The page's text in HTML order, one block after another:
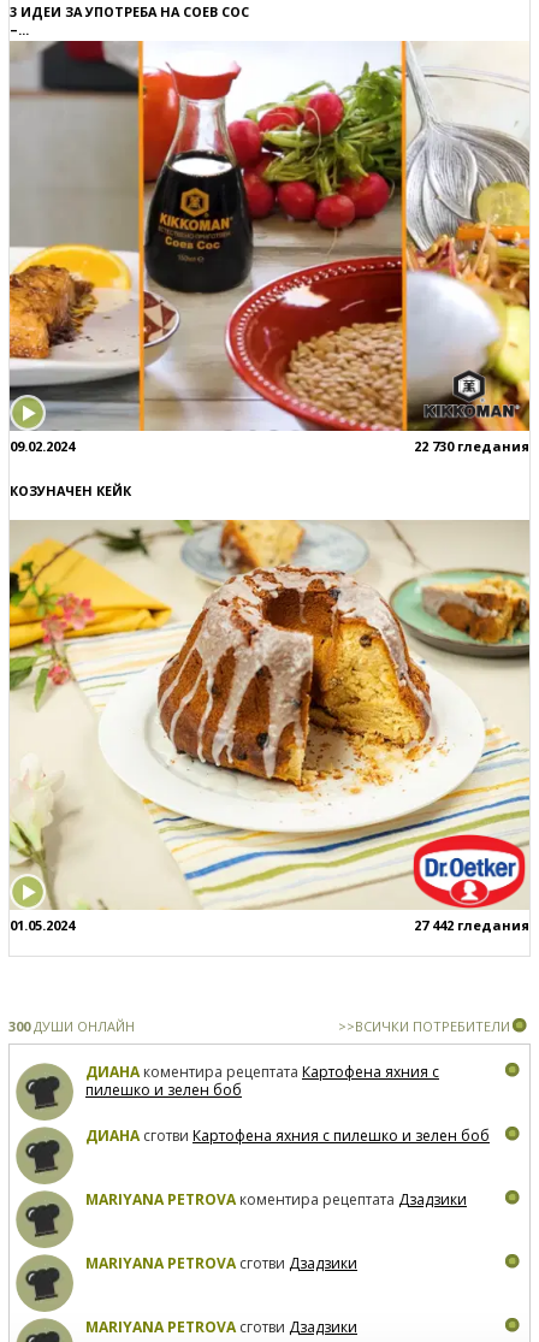
3 ИДЕИ ЗА УПОТРЕБА НА СОЕВ СОС
–...
09.02.2024 22 730 гледания
КОЗУНАЧЕН КЕЙК
01.05.2024 27 442 гледания
300ДУШИ ОНЛАЙН >>ВСИЧКИ ПОТРЕБИТЕЛИ
ДИАНАкоментира рецептата Картофена яхния с
пилешко и зелен боб
ДИАНАсготви Картофена яхния с пилешко и зелен боб
MARIYANA PETROVAкоментира рецептата Дзадзики
MARIYANA PETROVAсготви Дзадзики
MARIYANA PETROVAсготви Дзадзики